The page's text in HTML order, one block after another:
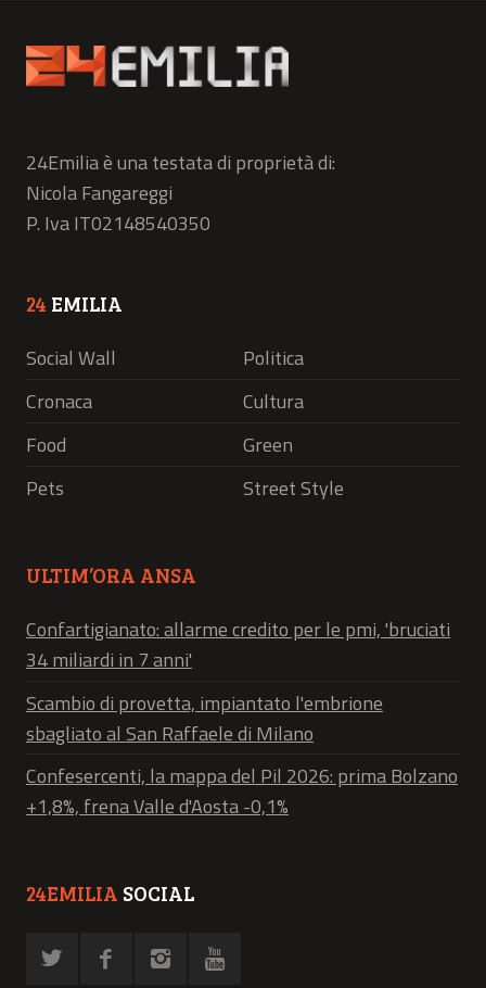
24Emilia è una testata di proprietà di:
Nicola Fangareggi
P. Iva IT02148540350
24 EMILIA
Social Wall
Politica
Cronaca
Cultura
Food
Green
Pets
Street Style
ULTIM’ORA ANSA
Confartigianato: allarme credito per le pmi, 'bruciati
34 miliardi in 7 anni'
Scambio di provetta, impiantato l'embrione
sbagliato al San Raffaele di Milano
Confesercenti, la mappa del Pil 2026: prima Bolzano
+1,8%, frena Valle d'Aosta -0,1%
24EMILIA SOCIAL